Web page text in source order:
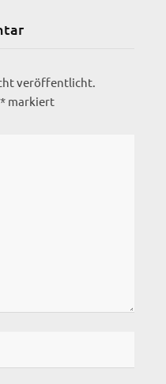
veröffentlicht.
* markiert